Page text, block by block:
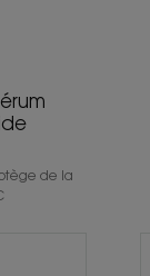
de la